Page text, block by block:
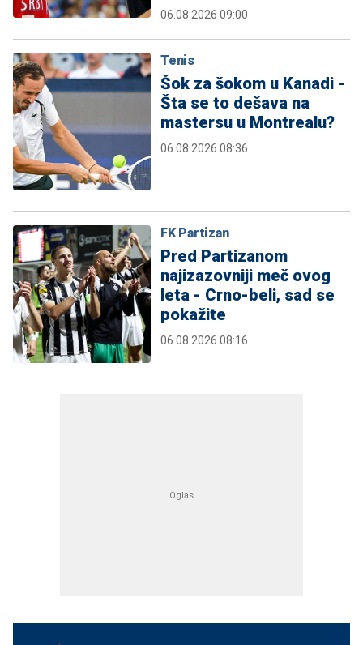
06.08.2026 09:00
Tenis
Šok za šokom u Kanadi -
Šta se to dešava na
mastersu u Montrealu?
06.08.2026 08:36
FK Partizan
Pred Partizanom
najizazovniji meč ovog
leta - Crno-beli, sad se
pokažite
06.08.2026 08:16